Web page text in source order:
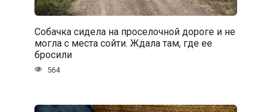
Собачка сидела на проселочной дороге и не
могла с места сойти. Ждала там, где ее
бросили
564